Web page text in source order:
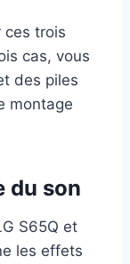
ces trois
cas, vous
des piles
montage
du son
S65Q et
les effets